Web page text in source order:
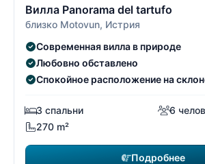
Вилла Panorama del tartufo
близко Motovun, Истрия
Современная вилла в природе
Любовно обставлено
Спокойное расположение на
3 спальни
6
270 m²
Подробнее